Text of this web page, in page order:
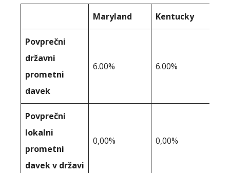
Maryland Kentucky
Povprečni
državni
prometni
davek
6.00% 6.00%
Povprečni
lokalni
prometni
davek v državi
0,00% 0,00%